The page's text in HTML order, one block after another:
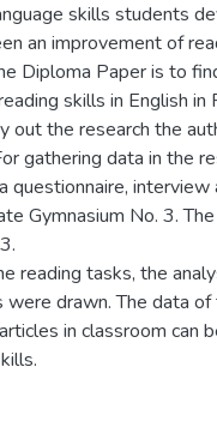
skills students
an improvement of
Diploma Paper is to
skills in English in
out the research the
gathering data in the
interview
Gymnasium No. 3.
reading tasks, the
drawn. The data of
in classroom can